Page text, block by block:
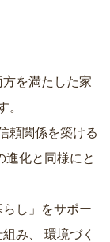
方を満たした家
。
頼関係を築ける
し」をサポー
み、